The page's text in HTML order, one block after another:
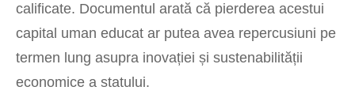
calificate. Documentul arată că pierderea acestui
capital uman educat ar putea avea repercusiuni pe
termen lung asupra inovației și sustenabilității
economice a statului.